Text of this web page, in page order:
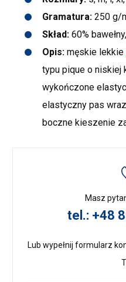
Gramatura: 250 g/
Skład: 60%
Opis: męskie lekkie
typu pique o niskiej
wykończone
elastyczny pas
boczne kieszenie
Masz
tel.: +48
Lub wypełnij formularz